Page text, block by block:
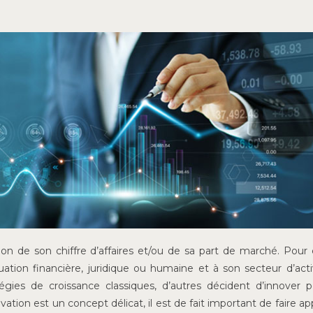
de son chiffre d’affaires et/ou de sa part de marché. Pour
financière, juridique ou humaine et à son secteur
de croissance classiques, d’autres décident d’innover
est un concept délicat, il est de fait important de faire